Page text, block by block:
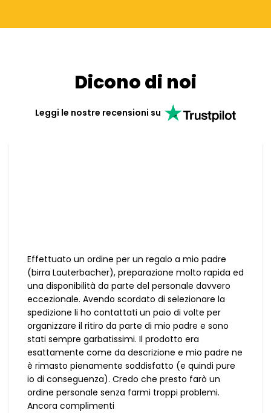
Dicono di noi
Leggi le nostre recensioni su
Effettuato un ordine per un regalo a mio padre
(birra Lauterbacher), preparazione molto rapida ed
una disponibilità da parte del personale davvero
eccezionale. Avendo scordato di selezionare la
spedizione li ho contattati un paio di volte per
organizzare il ritiro da parte di mio padre e sono
stati sempre garbatissimi. Il prodotto era
esattamente come da descrizione e mio padre ne
è rimasto pienamente soddisfatto (e quindi pure
io di conseguenza). Credo che presto farò un
ordine personale senza farmi troppi problemi.
Ancora complimenti